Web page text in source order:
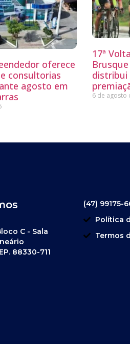
oferece
consultorias
agosto em
17ª
distribui
6 de agosto
C - Sala
88330-711
(47) 99175-
Política
Termos